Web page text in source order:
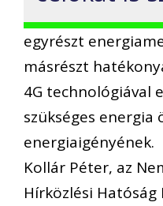
egyrészt
másrészt
4G technológiával
szükséges energia
energiaigényének.
Kollár Péter, az
Hírközlési Hatóság